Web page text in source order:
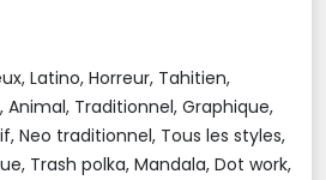
Latino, Horreur, Tahitien,
Traditionnel, Graphique,
Neo traditionnel, Tous les styles,
Trash polka, Mandala, Dot work,